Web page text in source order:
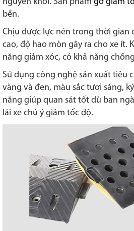
bền.
Chịu được lực nén trong thời gian
cao, độ hao mòn gây ra cho xe ít.
năng giảm xóc, có khả năng
Sử dụng công nghệ sản xuất tiêu
vàng và đen, màu sắc tươi sáng,
năng giúp quan sát tốt dù ban
lái xe chú ý giảm tốc độ.